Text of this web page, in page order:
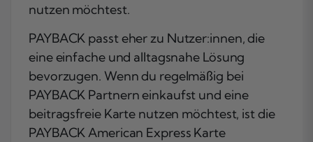
nutzen möchtest.
PAYBACK passt eher zu Nutzer:innen, die
eine einfache und alltagsnahe Lösung
bevorzugen. Wenn du regelmäßig bei
PAYBACK Partnern einkaufst und eine
beitragsfreie Karte nutzen möchtest, ist die
PAYBACK American Express Karte